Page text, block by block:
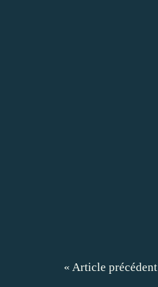
« Article précédent